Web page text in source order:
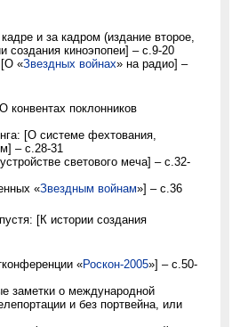
и за кадром (издание второе,
создания киноэпопеи] – с.9-20
[О «Звездных войнах» на радио] –
поклонников
[О системе фехтования,
– с.28-31
светового меча] – с.32-
«Звездным войнам»] – с.36
[К истории создания
«Роскон-2005»] – с.50-
заметки о международной
и без портвейна, или